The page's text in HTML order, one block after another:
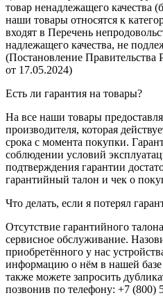
товар ненадлежащего качества
наши товары относятся к
входят в Перечень
надлежащего качества, не
(Постановление Правительства
от 17.05.2024)
Есть ли гарантия на товары?
На все наши товары
производителя, которая
срока с момента покупки.
соблюдении условий
подтверждения гарантии
гарантийный талон и чек о
Что делать, если я потерял
Отсутствие гарантийного
сервисное обслуживание.
приобретённого у нас
информацию о нём в нашей
также можете запросить
позвонив по телефону: +7 (800)